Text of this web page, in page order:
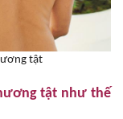
tật
tật như thế